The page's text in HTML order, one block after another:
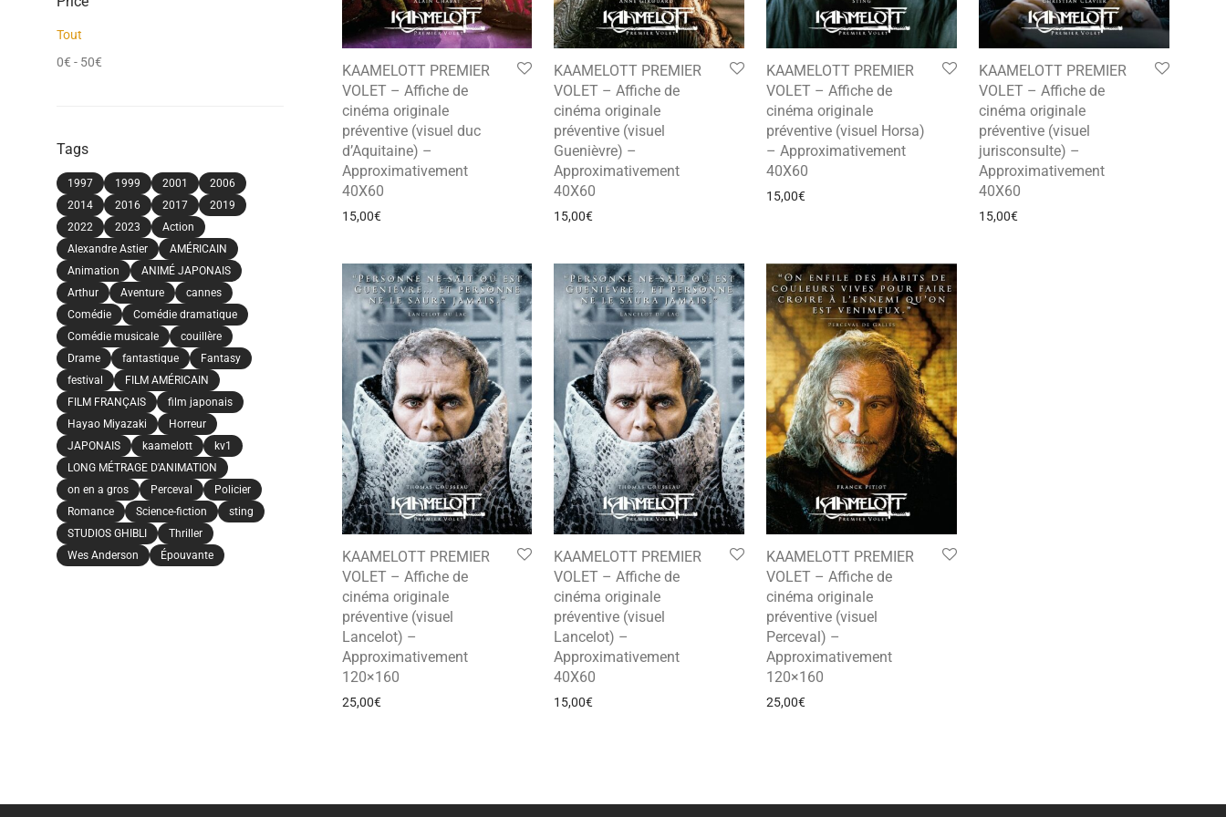
Tout
0€ - 50€
Tags
1997 1999 2001
2006
2014
2016 2017
2019
2022
2023
Action
Alexandre Astier
AMÉRICAIN
Animation
ANIMÉ JAPONAIS
Arthur
Aventure
cannes
Comédie
Comédie dramatique
Comédie musicale
couillère
Drame
fantastique
Fantasy
festival
FILM AMÉRICAIN
FILM FRANÇAIS
film japonais
Hayao Miyazaki
Horreur
JAPONAIS
kaamelott
kv1
LONG MÉTRAGE D'ANIMATION
on en a gros
Perceval
Policier
Romance
Science-fiction
sting
STUDIOS GHIBLI
Thriller
Wes Anderson
Épouvante
KAAMELOTT PREMIER
VOLET – Affiche de
cinéma originale
préventive (visuel duc
d’Aquitaine) –
Approximativement
40X60
15,00€
KAAMELOTT PREMIER
VOLET – Affiche de
cinéma originale
préventive (visuel
Guenièvre) –
Approximativement
40X60
15,00€
KAAMELOTT PREMIER
VOLET – Affiche de
cinéma originale
préventive (visuel Horsa)
– Approximativement
40X60
15,00€
KAAMELOTT PREMIER
VOLET – Affiche de
cinéma originale
préventive (visuel
jurisconsulte) –
Approximativement
40X60
15,00€
KAAMELOTT PREMIER
VOLET – Affiche de
cinéma originale
préventive (visuel
Lancelot) –
Approximativement
120×160
25,00€
KAAMELOTT PREMIER
VOLET – Affiche de
cinéma originale
préventive (visuel
Lancelot) –
Approximativement
40X60
15,00€
KAAMELOTT PREMIER
VOLET – Affiche de
cinéma originale
préventive (visuel
Perceval) –
Approximativement
120×160
25,00€